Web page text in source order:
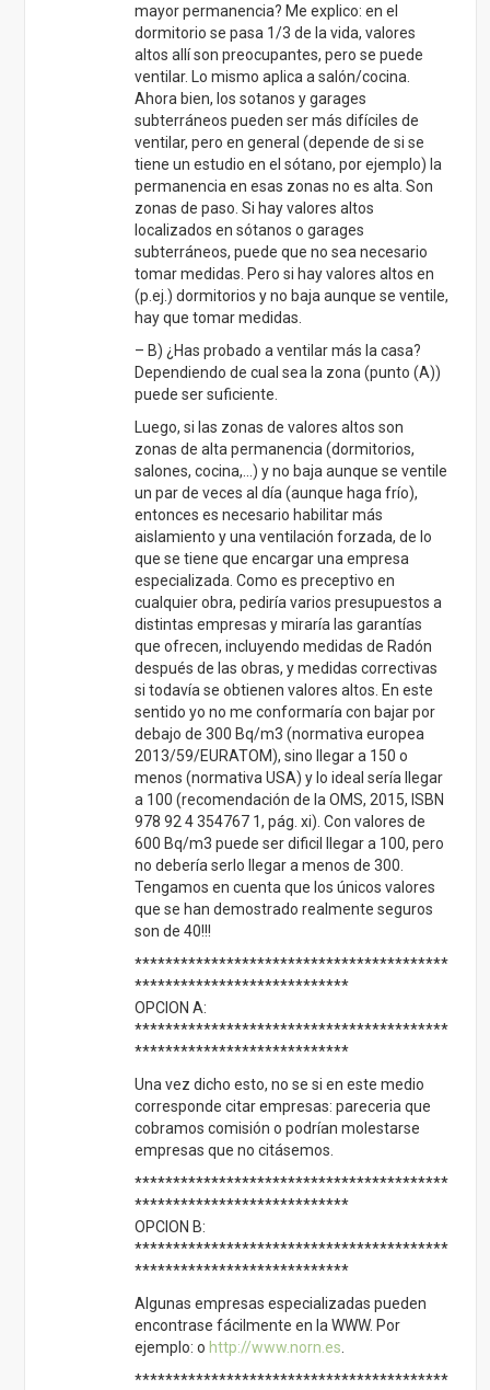
mayor permanencia? Me explico: en el
dormitorio se pasa 1/3 de la vida, valores
altos allí son preocupantes, pero se puede
ventilar. Lo mismo aplica a salón/cocina.
Ahora bien, los sotanos y garages
subterráneos pueden ser más difíciles de
ventilar, pero en general (depende de si se
tiene un estudio en el sótano, por ejemplo) la
permanencia en esas zonas no es alta. Son
zonas de paso. Si hay valores altos
localizados en sótanos o garages
subterráneos, puede que no sea necesario
tomar medidas. Pero si hay valores altos en
(p.ej.) dormitorios y no baja aunque se ventile,
hay que tomar medidas.
– B) ¿Has probado a ventilar más la casa?
Dependiendo de cual sea la zona (punto (A))
puede ser suficiente.
Luego, si las zonas de valores altos son
zonas de alta permanencia (dormitorios,
salones, cocina,…) y no baja aunque se ventile
un par de veces al día (aunque haga frío),
entonces es necesario habilitar más
aislamiento y una ventilación forzada, de lo
que se tiene que encargar una empresa
especializada. Como es preceptivo en
cualquier obra, pediría varios presupuestos a
distintas empresas y miraría las garantías
que ofrecen, incluyendo medidas de Radón
después de las obras, y medidas correctivas
si todavía se obtienen valores altos. En este
sentido yo no me conformaría con bajar por
debajo de 300 Bq/m3 (normativa europea
2013/59/EURATOM), sino llegar a 150 o
menos (normativa USA) y lo ideal sería llegar
a 100 (recomendación de la OMS, 2015, ISBN
978 92 4 354767 1, pág. xi). Con valores de
600 Bq/m3 puede ser dificil llegar a 100, pero
no debería serlo llegar a menos de 300.
Tengamos en cuenta que los únicos valores
que se han demostrado realmente seguros
son de 40!!!
*****************************************
****************************
OPCION A:
*****************************************
****************************
Una vez dicho esto, no se si en este medio
corresponde citar empresas: pareceria que
cobramos comisión o podrían molestarse
empresas que no citásemos.
*****************************************
****************************
OPCION B:
*****************************************
****************************
Algunas empresas especializadas pueden
encontrase fácilmente en la WWW. Por
ejemplo: o http://www.norn.es
*****************************************